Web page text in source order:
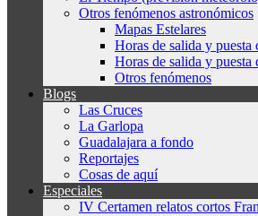
Otros fenómenos astronómicos
Mapas Estelares
Horas de salida y puesta
Horas de salida y puesta
Otros fenómenos
Blogs
Las Cruces
La Garlopa
Guadalajara a fondo
Reportajes
Cosas de aquí
Especiales
IV Certamen relatos cortos